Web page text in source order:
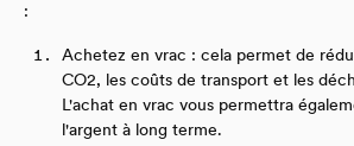
:
Achetez en vrac : cela permet de
CO2, les coûts de transport et les
L'achat en vrac vous permettra
l'argent à long terme.